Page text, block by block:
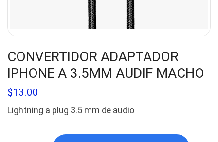
CONVERTIDOR ADAPTADOR
IPHONE A 3.5MM AUDIF MACHO
$13.00
Lightning a plug 3.5 mm de audio